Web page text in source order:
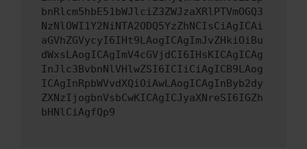
bnRlcm5hbE51bWJlciZ3ZWJzaXRlPTVmOGQ3
NzNlOWI1Y2NiNTA2ODQ5YzZhNCIsCiAgICAi
aGVhZGVycyI6IHt9LAogICAgImJvZHkiOiBu
dWxsLAogICAgImV4cGVjdCI6IHsKICAgICAg
InJlc3BvbnNlVHlwZSI6ICIiCiAgICB9LAog
ICAgInRpbWVvdXQiOiAwLAogICAgInByb2dy
ZXNzIjogbnVsbCwKICAgICJyaXNreSI6IGZh
bHNlCiAgfQp9